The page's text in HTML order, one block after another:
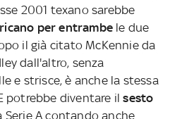
2001 texano sarebbe
per entrambe le due
il già citato McKennie da
dall'altro, senza
e strisce, è anche la stessa
potrebbe diventare ilsesto
A contando anche